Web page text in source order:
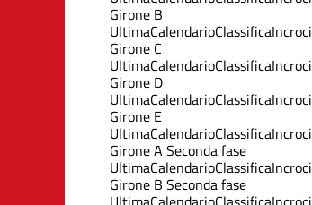
Girone B
UltimaCalendarioClassificaIncroci
Girone C
UltimaCalendarioClassificaIncroci
Girone D
UltimaCalendarioClassificaIncroci
Girone E
UltimaCalendarioClassificaIncroci
Girone A Seconda fase
UltimaCalendarioClassificaIncroci
Girone B Seconda fase